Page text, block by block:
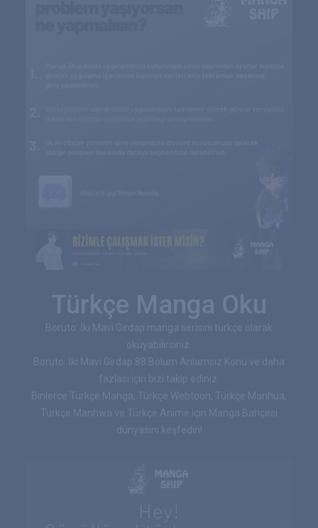
Türkçe Manga Oku
Boruto: İki Mavi Girdap manga serisini türkçe olarak
okuyabilirsiniz.
Boruto: İki Mavi Girdap 88.Bölüm Anlamsız Konu ve daha
fazlası için bizi takip ediniz.
Binlerce Türkçe Manga, Türkçe Webtoon, Türkçe Manhua,
Türkçe Manhwa ve Türkçe Anime için Manga Bahçesi
dünyasını keşfedin!